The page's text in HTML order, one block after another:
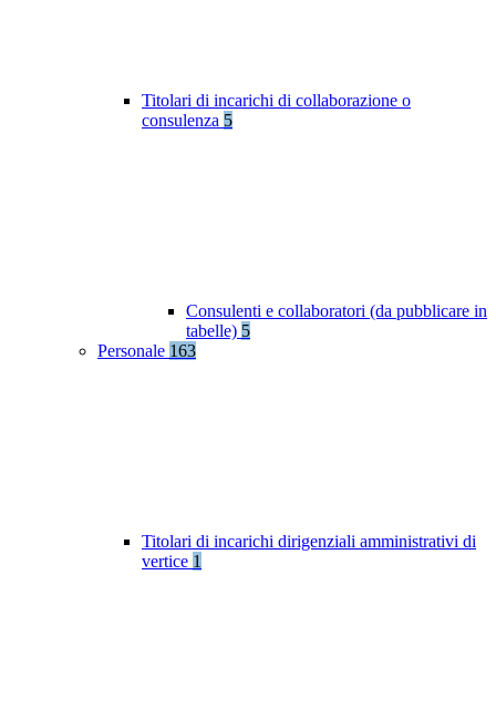
Titolari di incarichi di collaborazione o
consulenza 5
Consulenti e collaboratori (da pubblicare in
tabelle) 5
Personale 163
Titolari di incarichi dirigenziali amministrativi di
vertice 1